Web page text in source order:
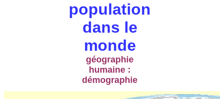
population
dans le
monde
géographie
humaine :
démographie